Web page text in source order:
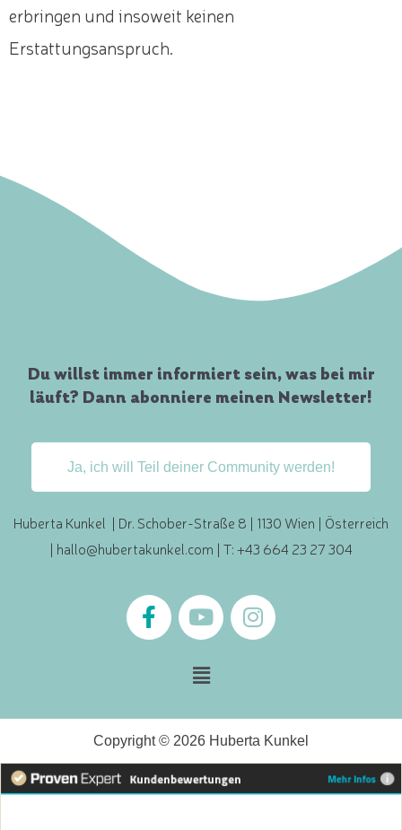
erbringen und insoweit keinen
Erstattungsanspruch.
Du willst immer informiert sein, was bei mir
läuft? Dann abonniere meinen Newsletter!
Ja, ich will Teil deiner Community werden!
Huberta Kunkel | Dr. Schober-Straße 8 | 1130 Wien | Österreich
| hallo@hubertakunkel.com | T: +43 664 23 27 304
Copyright © 2026 Huberta Kunkel